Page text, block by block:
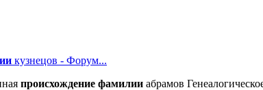
кузнецов - Форум...
происхождение фамилии абрамов